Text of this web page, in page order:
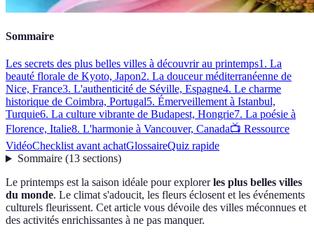
Sommaire
Les secrets des plus belles villes à découvrir au printemps1. La
beauté florale de Kyoto, Japon2. La douceur méditerranéenne de
Nice, France3. L'authenticité de Séville, Espagne4. Le charme
historique de Coimbra, Portugal5. Émerveillement à Istanbul,
Turquie6. La culture vibrante de Budapest, Hongrie7. La poésie à
Florence, Italie8. L'harmonie à Vancouver, Canada📺 Ressource
VidéoChecklist avant achatGlossaireQuiz rapide
Sommaire(13 sections)
Le printemps est la saison idéale pour explorerles plus belles villes
du monde. Le climat s'adoucit, les fleurs éclosent et les événements
culturels fleurissent. Cet article vous dévoile des villes méconnues et
des activités enrichissantes à ne pas manquer.